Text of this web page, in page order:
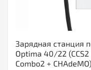
Зарядная станция
Optima 40/22 (CCS2
Combo2 +